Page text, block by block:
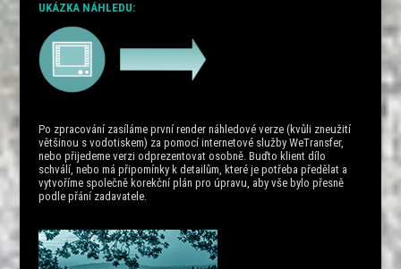
UKÁZKA NÁHLEDU:
Po zpracování zasíláme první render náhledové verze (kvůli zneužití
většinou s vodotiskem) za pomocí internetové služby WeTransfer,
nebo přijedeme verzi odprezentovat osobně. Buďto klient dílo
schválí, nebo má připomínky k detailům, které je potřeba předělat a
vytvoříme společně korekční plán pro úpravu, aby vše bylo přesně
podle přání zadavatele.